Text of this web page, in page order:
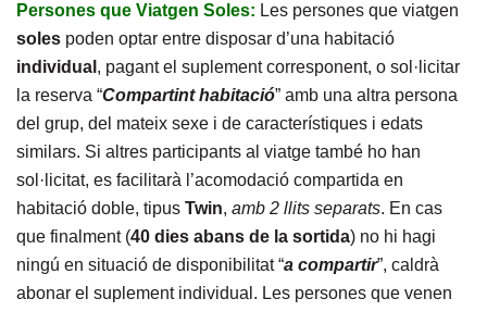
Persones que Viatgen Soles: Les persones que viatgen
soles poden optar entre disposar d’una habitació
individual , pagant el suplement corresponent, o sol·licitar
la reserva “Compartint habitació” amb una altra persona
del grup, del mateix sexe i de característiques i edats
similars. Si altres participants al viatge també ho han
sol·licitat, es facilitarà l’acomodació compartida en
habitació doble, tipus Twin, amb 2 llits separats. En cas
que finalment (40 dies abans de la sortida) no hi hagi
ningú en situació de disponibilitat “a compartir”, caldrà
abonar el suplement individual. Les persones que venen